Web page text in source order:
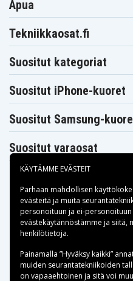
Apua
Tekniikkaosat.fi
Suositut kategoriat
Suositut iPhone-kuoret
Suositut Samsung-
Suositut varaosat
Maksuvaihtoehdot
Toimitusvaihtoehdot
KÄYTÄMME EVÄSTEIT
Parhaan mahdollisen
evästeitä ja muita
personoituun ja ei-personoituun
evästekäytännöstämme ja siitä,
henkilötietoja.
Painamalla ”Hyväksy kaikki”
muiden seurantatekniikoiden
on vapaaehtoinen ja sitä voi